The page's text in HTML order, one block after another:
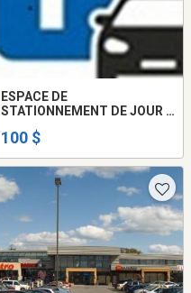
ESPACE DE
STATIONNEMENT DE JOUR À
SEULEMENT.
100 $